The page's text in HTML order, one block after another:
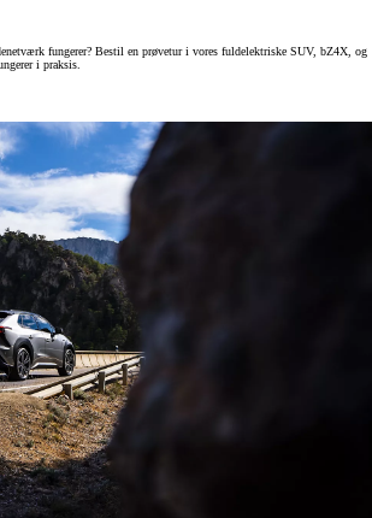
fungerer? Bestil en prøvetur i vores fuldelektriske SUV, bZ4X, og
i praksis.